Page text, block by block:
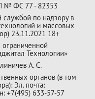
№ ФС 77 - 82353
по надзору в
и массовых
23.11.2021 18+
Технологии»
А. С.
органов (в том
Эл. почта:
+7(495) 633-57-57